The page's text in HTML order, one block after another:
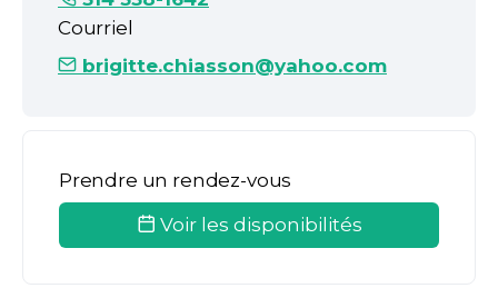
Courriel
brigitte.chiasson@yahoo.com
Prendre un rendez-vous
Voir les disponibilités